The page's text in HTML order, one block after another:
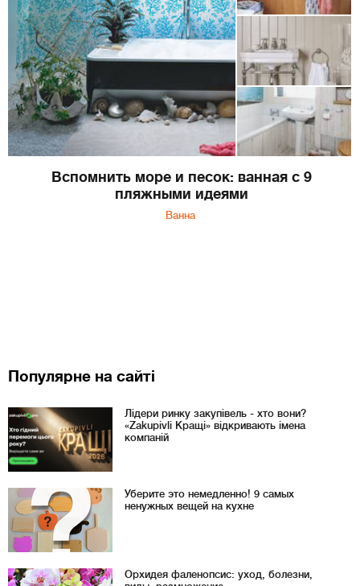
Вспомнить море и песок: ванная с 9
пляжными идеями
Ванна
Популярне на сайті
Лідери ринку закупівель - хто вони?
«Zakupivli Кращі» відкривають імена
компаній
Уберите это немедленно! 9 самых
ненужных вещей на кухне
Орхидея фаленопсис: уход, болезни,